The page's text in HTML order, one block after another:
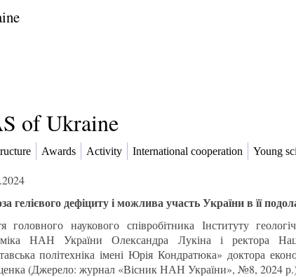
of Ukraine
Awards Activity International cooperation Young
гелієвого дефіциту і можлива участь України в її
головного наукового співробітника Інституту
НАН України Олександра Лукіна і ректора
політехніка імені Юрія Кондратюка» доктора
(Джерело: журнал «Вісник НАН України», №8, 2024